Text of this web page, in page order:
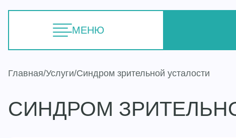
МЕНЮ
Главная Услуги Синдром зрительной усталости
СИНДРОМ